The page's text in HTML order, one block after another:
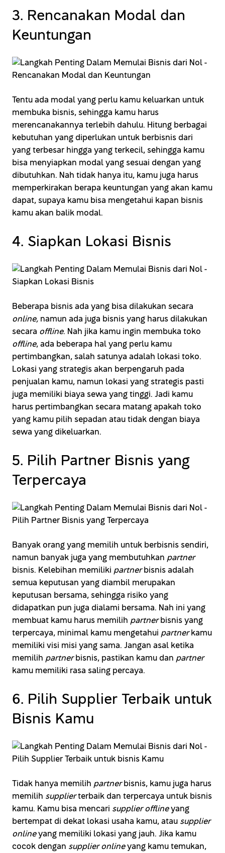
3. Rencanakan Modal dan
Keuntungan
Tentu ada modal yang perlu kamu keluarkan untuk
membuka bisnis, sehingga kamu harus
merencanakannya terlebih dahulu. Hitung berbagai
kebutuhan yang diperlukan untuk berbisnis dari
yang terbesar hingga yang terkecil, sehingga kamu
bisa menyiapkan modal yang sesuai dengan yang
dibutuhkan. Nah tidak hanya itu, kamu juga harus
memperkirakan berapa keuntungan yang akan kamu
dapat, supaya kamu bisa mengetahui kapan bisnis
kamu akan balik modal.
4. Siapkan Lokasi Bisnis
Beberapa bisnis ada yang bisa dilakukan secara
online, namun ada juga bisnis yang harus dilakukan
secara offline. Nah jika kamu ingin membuka toko
offline, ada beberapa hal yang perlu kamu
pertimbangkan, salah satunya adalah lokasi toko.
Lokasi yang strategis akan berpengaruh pada
penjualan kamu, namun lokasi yang strategis pasti
juga memiliki biaya sewa yang tinggi. Jadi kamu
harus pertimbangkan secara matang apakah toko
yang kamu pilih sepadan atau tidak dengan biaya
sewa yang dikeluarkan.
5. Pilih Partner Bisnis yang
Terpercaya
Banyak orang yang memilih untuk berbisnis sendiri,
namun banyak juga yang membutuhkan partner
bisnis. Kelebihan memiliki partnerbisnis adalah
semua keputusan yang diambil merupakan
keputusan bersama, sehingga risiko yang
didapatkan pun juga dialami bersama. Nah ini yang
membuat kamu harus memilih partnerbisnis yang
terpercaya, minimal kamu mengetahui partnerkamu
memiliki visi misi yang sama. Jangan asal ketika
memilih partnerbisnis, pastikan kamu dan partner
kamu memiliki rasa saling percaya.
6. Pilih Supplier Terbaik untuk
Bisnis Kamu
Tidak hanya memilih partnerbisnis, kamu juga harus
memilih supplierterbaik dan terpercaya untuk bisnis
kamu. Kamu bisa mencari supplier offlineyang
bertempat di dekat lokasi usaha kamu, atau supplier
onlineyang memiliki lokasi yang jauh. Jika kamu
cocok dengan supplier onlineyang kamu temukan,